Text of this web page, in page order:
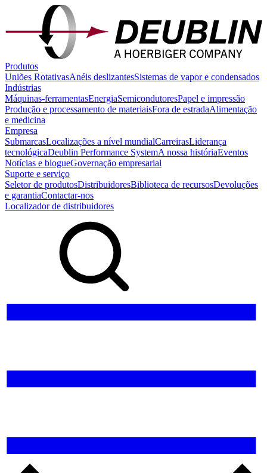
Produtos
Uniões RotativasAnéis deslizantesSistemas de vapor e condensados
Indústrias
Máquinas-ferramentasEnergiaSemicondutoresPapel e impressão
Produção e processamento de materiaisFora de estradaAlimentação
e medicina
Empresa
SubmarcasLocalizações a nível mundialCarreirasLiderança
tecnológicaDeublin Performance SystemA nossa históriaEventos
Notícias e blogueGovernação empresarial
Suporte e serviço
Seletor de produtosDistribuidoresBiblioteca de recursosDevoluções
e garantiaContactar-nos
Localizador de distribuidores